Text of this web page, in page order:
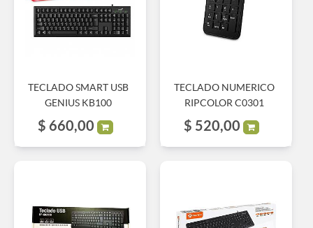
TECLADO SMART USB
GENIUS KB100
$ 660,00
TECLADO NUMERICO
RIPCOLOR C0301
$ 520,00